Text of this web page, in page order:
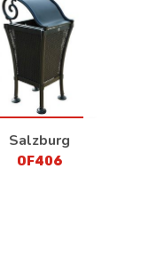
Salzburg
OF406